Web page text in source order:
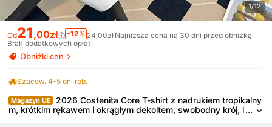
1/12
Od21 ,00zł -12% 24,00zł Najniższa cena na 30 dni przed obniżką
Brak dodatkowych opłat
Obniżki cen
Szacow. 4-5 dni rob.
Magazyn UE
2026 Costenita Core T-shirt z nadrukiem tropikalny
m, krótkim rękawem i okrągłym dekoltem, swobodny krój, l